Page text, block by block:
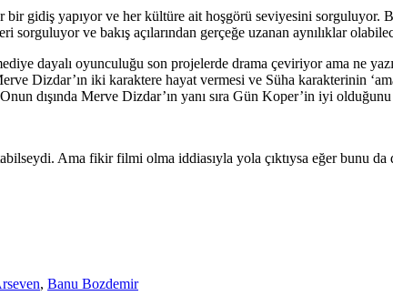
bir gidiş yapıyor ve her kültüre ait hoşgörü seviyesini
ve bakış açılarından gerçeğe uzanan aynılıklar
dayalı oyunculuğu son projelerde drama çeviriyor ama ne
Dizdar’ın iki karaktere hayat vermesi ve Süha karakterinin
dışında Merve Dizdar’ın yanı sıra Gün Koper’in iyi
Ama fikir filmi olma iddiasıyla yola çıktıysa eğer bunu da
, Banu Bozdemir